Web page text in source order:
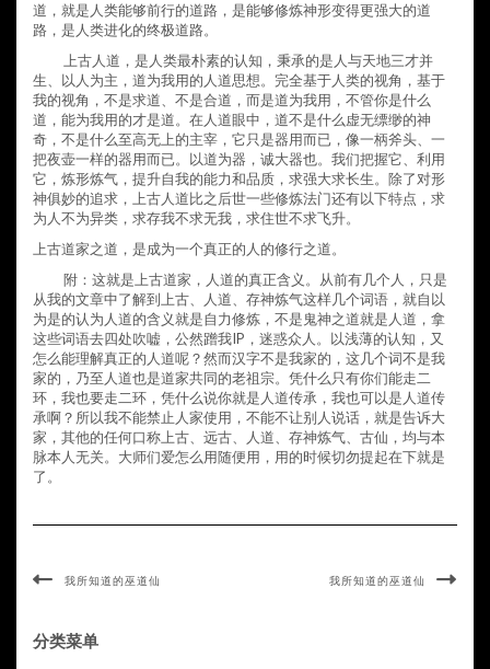
道，就是人类能够前行的道路，是能够修炼神形变得更强大的道
路，是人类进化的终极道路。
上古人道，是人类最朴素的认知，秉承的是人与天地三才并
生、以人为主，道为我用的人道思想。完全基于人类的视角，基于
我的视角，不是求道、不是合道，而是道为我用，不管你是什么
道，能为我用的才是道。在人道眼中，道不是什么虚无缥缈的神
奇，不是什么至高无上的主宰，它只是器用而已，像一柄斧头、一
把夜壶一样的器用而已。以道为器，诚大器也。我们把握它、利用
它，炼形炼气，提升自我的能力和品质，求强大求长生。除了对形
神俱妙的追求，上古人道比之后世一些修炼法门还有以下特点，求
为人不为异类，求存我不求无我，求住世不求飞升。
上古道家之道，是成为一个真正的人的修行之道。
附：这就是上古道家，人道的真正含义。从前有几个人，只是
从我的文章中了解到上古、人道、存神炼气这样几个词语，就自以
为是的认为人道的含义就是自力修炼，不是鬼神之道就是人道，拿
这些词语去四处吹嘘，公然蹭我IP ，迷惑众人。以浅薄的认知，又
怎么能理解真正的人道呢？然而汉字不是我家的，这几个词不是我
家的，乃至人道也是道家共同的老祖宗。凭什么只有你们能走二
环，我也要走二环，凭什么说你就是人道传承，我也可以是人道传
承啊？所以我不能禁止人家使用，不能不让别人说话，就是告诉大
家，其他的任何口称上古、远古、人道、存神炼气、古仙，均与本
脉本人无关。大师们爱怎么用随便用，用的时候切勿提起在下就是
了。
我所知道的巫道仙 我所知道的巫道仙
分类菜单